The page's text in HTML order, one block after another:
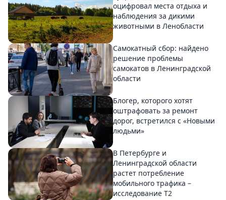
оцифровал места отдыха и
наблюдения за дикими
животными в Ленобласти
Самокатный сбор: найдено
решение проблемы
самокатов в Ленинградской
области
Блогер, которого хотят
оштрафовать за ремонт
дорог, встретился с «Новыми
людьми»
В Петербурге и
Ленинградской области
растет потребление
мобильного трафика –
исследование T2